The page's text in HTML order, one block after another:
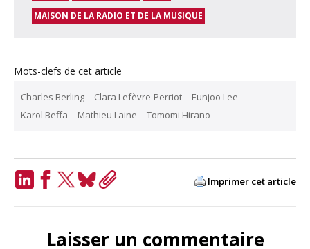
MAISON DE LA RADIO ET DE LA MUSIQUE
Mots-clefs de cet article
Charles Berling Clara Lefèvre-Perriot
Eunjoo Lee
Karol Beffa
Mathieu Laine Tomomi Hirano
Imprimer cet article
Laisser un commentaire